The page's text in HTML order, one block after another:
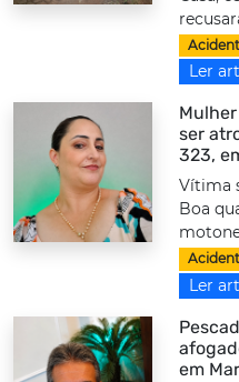
Ler
ser
323,
Vítima
Boa
Ler
em